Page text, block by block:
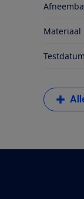
Materiaal
Testdatum